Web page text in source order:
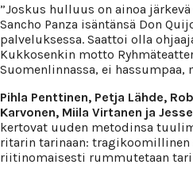
”Joskus hulluus on ainoa
Sancho Panza isäntänsä Don
palveluksessa. Saattoi olla
Kukkosenkin motto
Suomenlinnassa, ei hassumpaa,
Pihla Penttinen, Petja Lähde,
Karvonen, Miila Virtanen ja Jesse
kertovat uuden metodinsa
ritarin tarinaan:
riitinomaisesti rummutetaan